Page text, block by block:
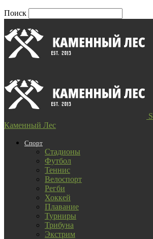
Поиск
Каменный Лес
Спорт
Стадионы
Футбол
Теннис
Велоспорт
Регби
Хоккей
Плавание
Турниры
Трибуна
Экстрим